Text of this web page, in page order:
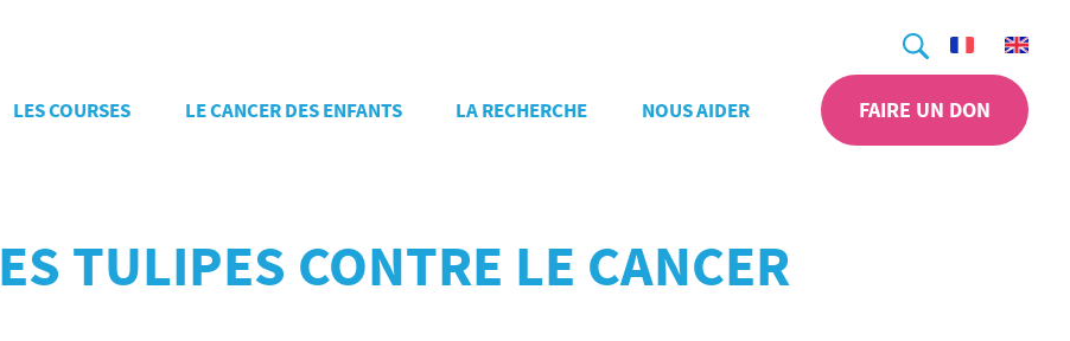
Recherche
LES COURSES LE CANCER DES ENFANTS LA RECHERCHE NOUS AIDER FAIRE UN DON
TULIPES CONTRE LE CANCER